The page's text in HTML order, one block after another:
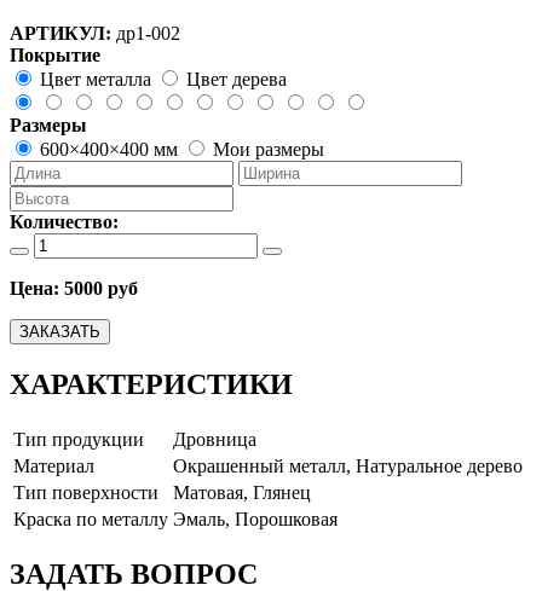
АРТИКУЛ: др1-002
Покрытие
Цвет металла
Цвет дерева
Размеры
600×400×400 мм
Мои размеры
Количество:
Цена: 5000 руб
ЗАКАЗАТЬ
ХАРАКТЕРИСТИКИ
Тип продукции
Дровница
Материал
Окрашенный металл, Натуральное дерево
Тип поверхности
Матовая, Глянец
Краска по металлу Эмаль, Порошковая
ЗАДАТЬ ВОПРОС